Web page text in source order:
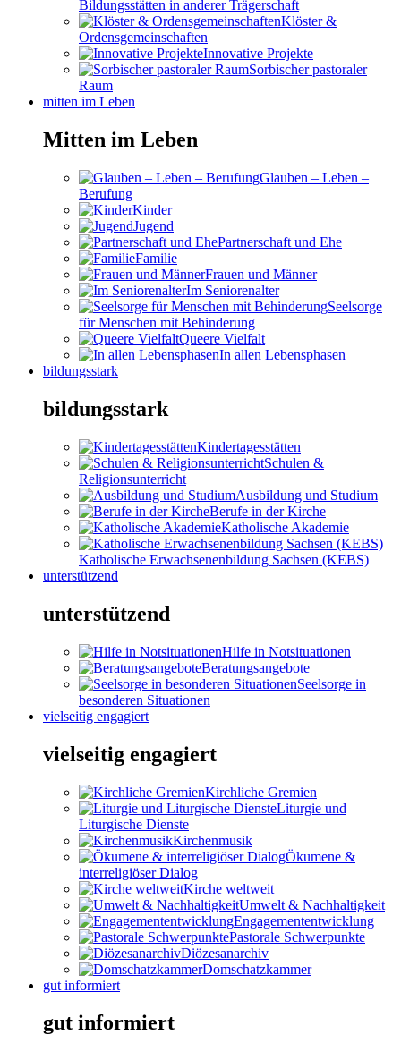
Bildungsstätten in anderer Trägerschaft
Klöster &
Ordensgemeinschaften
Innovative Projekte
Sorbischer pastoraler
Raum
mitten im Leben
Mitten im Leben
Glauben – Leben –
Berufung
Kinder
Jugend
Partnerschaft und Ehe
Familie
Frauen und Männer
Im Seniorenalter
Seelsorge
für Menschen mit Behinderung
Queere Vielfalt
In allen Lebensphasen
bildungsstark
bildungsstark
Kindertagesstätten
Schulen &
Religionsunterricht
Ausbildung und Studium
Berufe in der Kirche
Katholische Akademie
Katholische Erwachsenenbildung Sachsen (KEBS)
unterstützend
unterstützend
Hilfe in Notsituationen
Beratungsangebote
Seelsorge in
besonderen Situationen
vielseitig engagiert
vielseitig engagiert
Kirchliche Gremien
Liturgie und
Liturgische Dienste
Kirchenmusik
Ökumene &
interreligiöser Dialog
Kirche weltweit
Umwelt & Nachhaltigkeit
Engagemententwicklung
Pastorale Schwerpunkte
Diözesanarchiv
Domschatzkammer
gut informiert
gut informiert